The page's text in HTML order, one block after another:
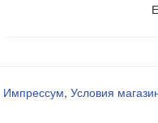
Импрессум, Условия